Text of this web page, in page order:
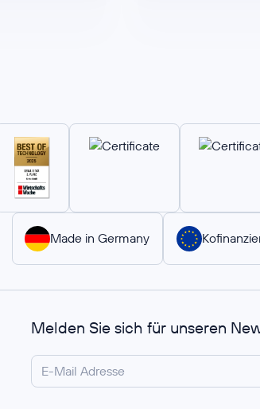
Made in Germany
Melden Sie sich für unseren